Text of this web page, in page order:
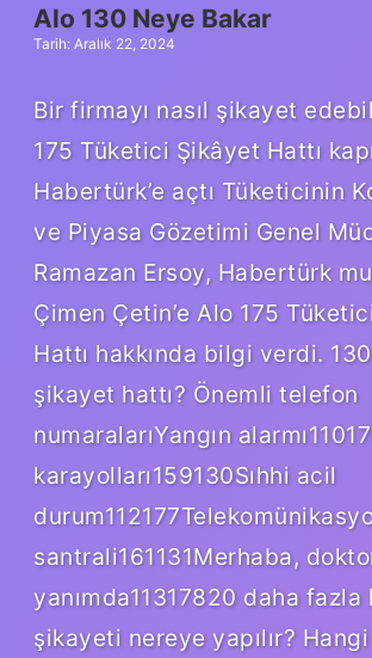
Alo 130 Neye Bakar
Tarih: Aralık 22, 2024
Bir firmayı nasıl şikayet
175 Tüketici Şikâyet Hattı
Habertürk’e açtı Tüketicinin
ve Piyasa Gözetimi Genel
Ramazan Ersoy, Habertürk
Çimen Çetin’e Alo 175
Hattı hakkında bilgi verdi.
şikayet hattı? Önemli telefon
numaralarıYangın
karayolları159130Sıhhi acil
santrali161131Merhaba,
yanımda11317820 daha fazla
şikayeti nereye yapılır?